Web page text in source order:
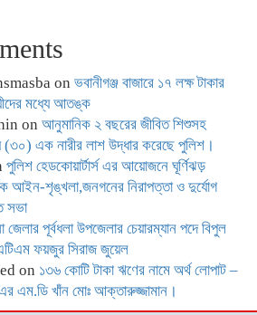
on ভবানীগঞ্জ বাজারে ১৭ লক্ষ টাকার
মধ্যে আতঙ্ক
on আনুমানিক ২ বছরের জীবিত শিশুসহ
(৩০) এক নারীর লাশ উদ্ধার করেছে পুলিশ।
পুলিশ হেডকোয়ার্টার্স এর আয়োজনে ঘূর্ণিঝড়
আইন-শৃঙ্খলা,জনগনের নিরাপত্তা ও দুর্যোগ
সভা
জেলার পূর্বধলা উপজেলার চেয়ারম্যান পদে বিপুল
ফয়জুর সিরাজ জুয়েল
on ১৩৬ কোটি টাকা ঋণের নামে অর্থ লোপাট –
এম.ডি খাঁন মোঃ আক্তারুজ্জামান।